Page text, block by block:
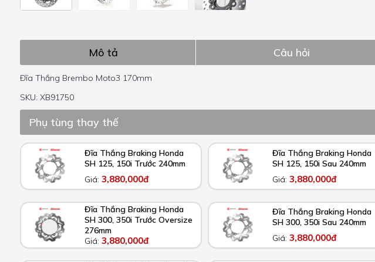
Mô tả Câu hỏi
Đĩa Thắng Brembo Moto3 170mm
SKU: XB91750
Phụ tùng thay thế
Đĩa Thắng Braking Honda
SH 125, 150i Trước 240mm
Giá:3,880,000đ
Đĩa Thắng Braking Honda
SH 125, 150i Sau 240mm
Giá:3,880,000đ
Đĩa Thắng Braking Honda
SH 300, 350i Trước Oversize
276mm
Giá:3,880,000đ
Đĩa Thắng Braking Honda
SH 300, 350i Sau 240mm
Giá:3,880,000đ